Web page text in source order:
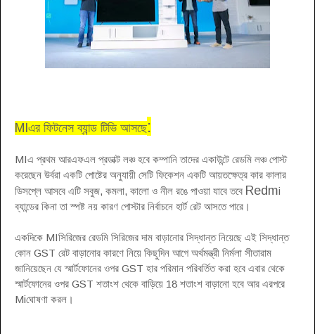
MIএর ফিটনেস ব্যান্ড টিভি আসছে:
MIএ প্রথম আরএফএল প্রডাক্ট লঞ্চ হবে কম্পানি তাদের একাউন্টে রেডমি লঞ্চ পোস্ট
করেছেন উর্বরা একটি পোষ্টের অনুযায়ী সেটি ফিকেশন একটি আয়তক্ষেত্র কার কালার
ডিসপ্লে আসবে এটি সবুজ, কমলা, কালো ও নীল রঙে পাওয়া যাবে তবে Redmi
ব্যান্ডের কিনা তা স্পষ্ট নয় কারণ পোস্টার নির্বাচনে হার্ট রেট আসতেপারে।
একদিকে MIসিরিজের রেডমি সিরিজের দাম বাড়ানোর সিদ্ধান্ত নিয়েছে এই সিদ্ধান্ত
কোন GST রেট বাড়ানোর কারণে নিয়ে কিছুদিন আগে অর্থমন্ত্রী নির্মলা সীতারাম
জানিয়েছেন যে স্মার্টফোনের ওপর GST হার পরিমান পরিবর্তিত করা হবে এবার থেকে
স্মার্টফোনের ওপর GST শতাংশ থেকে বাড়িয়ে 18 শতাংশ বাড়ানো হবে আর এরপরে
Miঘোষণা করল ।